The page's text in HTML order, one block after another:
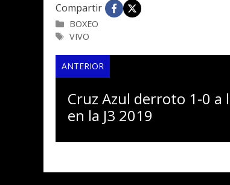
Compartir
Categorías
BOXEO
Etiquetas
VIVO
ANTERIOR
Cruz Azul derroto 1-0 a
en la J3 2019